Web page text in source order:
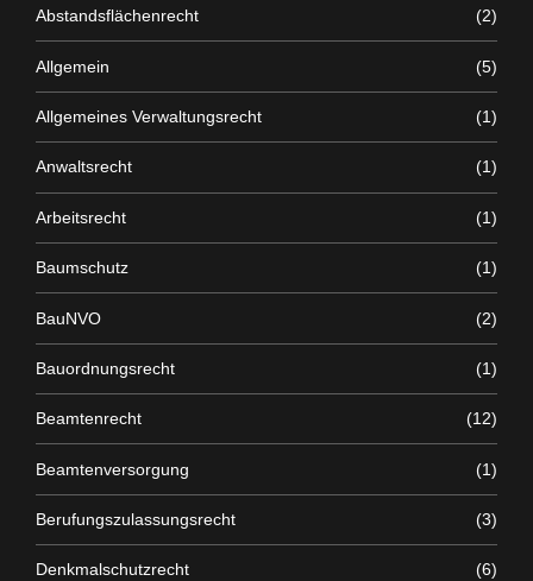
Abstandsflächenrecht (2)
Allgemein (5)
Allgemeines Verwaltungsrecht (1)
Anwaltsrecht (1)
Arbeitsrecht (1)
Baumschutz (1)
BauNVO (2)
Bauordnungsrecht (1)
Beamtenrecht (12)
Beamtenversorgung (1)
Berufungszulassungsrecht (3)
Denkmalschutzrecht (6)